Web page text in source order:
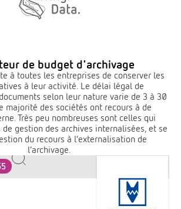
de budget d'archivage
à toutes les entreprises de conserver les
à leur activité. Le délai légal de
selon leur nature varie de 3 à 30
majorité des sociétés ont recours à de
Très peu nombreuses sont celles qui
gestion des archives internalisées, et se
du recours à l’externalisation de
l’archivage.